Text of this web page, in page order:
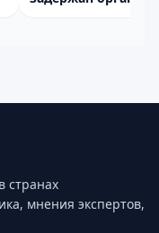
странах
мнения экспертов,